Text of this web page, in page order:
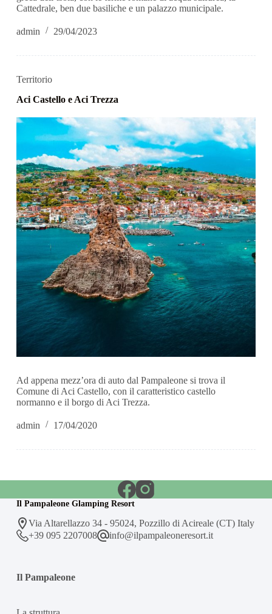
Cattedrale, ben due basiliche e un palazzo municipale.
admin 29/04/2023
Territorio
Aci Castello e Aci Trezza
Ad appena mezz’ora di auto dal Pampaleone si trova il
Comune di Aci Castello, con il caratteristico castello
normanno e il borgo di Aci Trezza.
admin 17/04/2020
Il Pampaleone Glamping Resort
Via Altarellazzo 34 - 95024, Pozzillo di Acireale (CT) Italy
+39 095 2207008
info@ilpampaleoneresort.it
Il Pampaleone